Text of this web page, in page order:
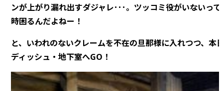
ンが上がり漏れ出すダジャレ･･･。ツッコミ役がいないっ
時困るんだよねー！
と、いわれのないクレームを不在の旦那様に入れつつ、本
ディッシュ・地下室へGO！